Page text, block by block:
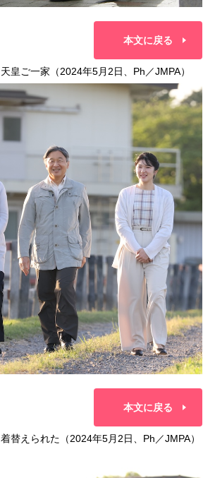
本文に戻る
皇ご一家（2024年5月2日、Ph／JMPA）
本文に戻る
替えられた（2024年5月2日、Ph／JMPA）